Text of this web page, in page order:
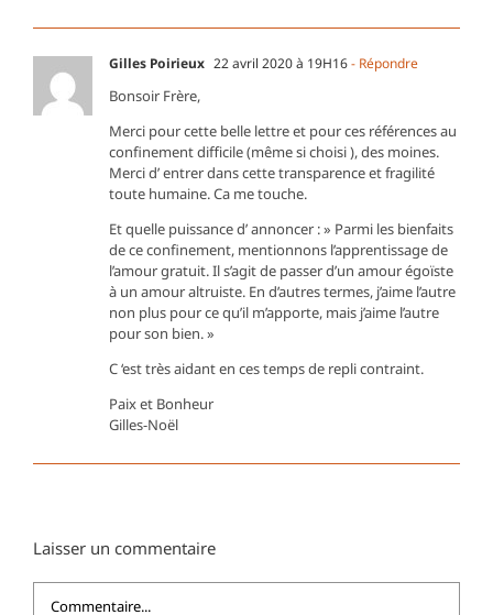
Gilles Poirieux 22 avril 2020 à 19H16- Répondre
Bonsoir Frère,
Merci pour cette belle lettre et pour ces références au
confinement difficile (même si choisi ), des moines.
Merci d’ entrer dans cette transparence et fragilité
toute humaine. Ca me touche.
Et quelle puissance d’ annoncer : » Parmi les bienfaits
de ce confinement, mentionnons l’apprentissage de
l’amour gratuit. Il s’agit de passer d’un amour égoïste
à un amour altruiste. En d’autres termes, j’aime l’autre
non plus pour ce qu’il m’apporte, mais j’aime l’autre
pour son bien. »
C ‘est très aidant en ces temps de repli contraint.
Paix et Bonheur
Gilles-Noël
Laisser un commentaire